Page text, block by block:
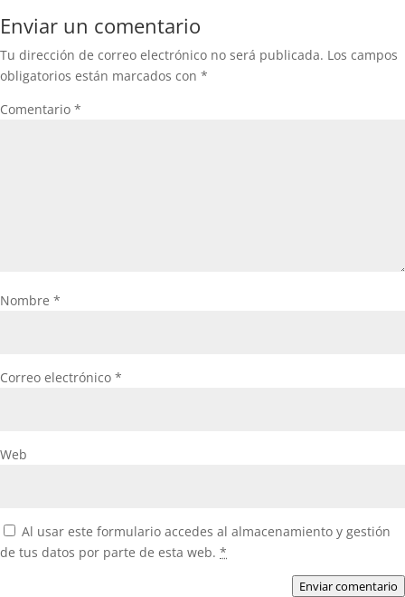
Enviar un comentario
Tu dirección de correo electrónico no será publicada. Los campos
obligatorios están marcados con *
Comentario *
Nombre *
Correo electrónico *
Web
Al usar este formulario accedes al almacenamiento y gestión
de tus datos por parte de esta web. *
Enviar comentario